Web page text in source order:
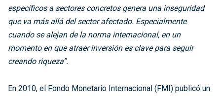
específicos a sectores concretos genera una inseguridad
que va más allá del sector afectado. Especialmente
cuando se alejan de la norma internacional, en un
momento en que atraer inversión es clave para seguir
creando riqueza”.
En 2010, el Fondo Monetario Internacional (FMI) publicó un